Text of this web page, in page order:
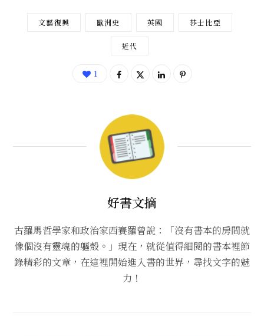
文藝復興 歐洲史 英國 莎士比亞
近代
1
好書文摘
古羅馬哲學家和政治家西賽羅曾說：「沒有書本的房間就
像個沒有靈魂的軀殼。」現在，就從值得細閱的書本裡節
錄精彩的文章，在這裡開始進入書的世界，尋找文字的魅
力！